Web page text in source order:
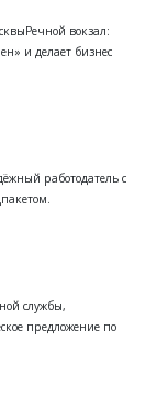
вокзал:
и делает бизнес
работодатель с
службы,
предложение по